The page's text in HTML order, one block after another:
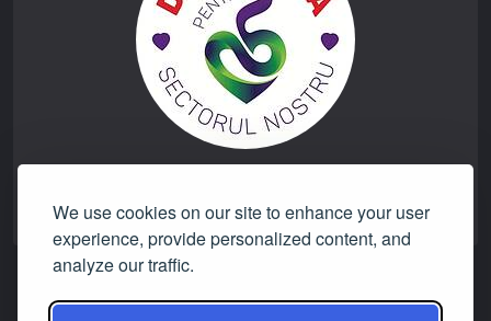
We use cookies on our site to enhance your user
experience, provide personalized content, and
analyze our traffic.
NONE